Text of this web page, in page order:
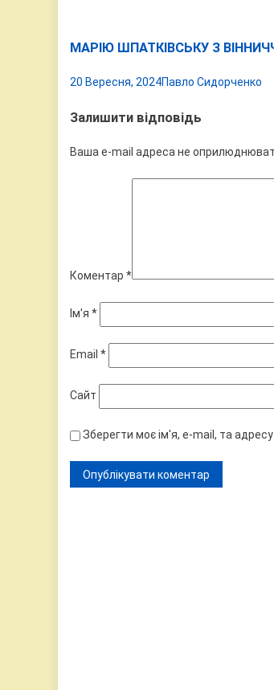
МАРІЮ ШПАТКІВСЬКУ З
20 Вересня, 2024Павло Сидорченко
Залишити відповідь
Ваша e-mail адреса не
Коментар *
Ім'я *
Email *
Сайт
Зберегти моє ім'я, e-mail, та